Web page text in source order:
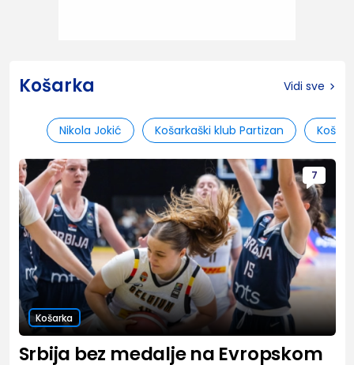
Košarka Vidi sve
Nikola Jokić Košarkaški klub Partizan
7
Košarka
Srbija bez medalje na Evropskom